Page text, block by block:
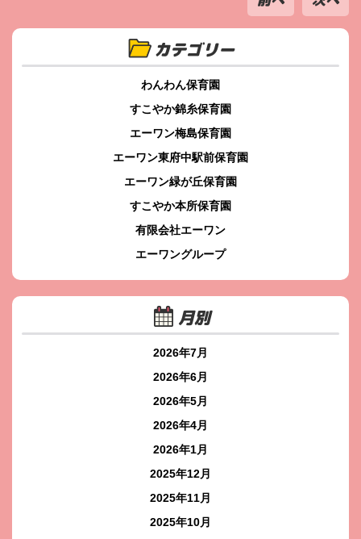
カテゴリー
わんわん保育園
すこやか錦糸保育園
エーワン梅島保育園
エーワン東府中駅前保育園
エーワン緑が丘保育園
すこやか本所保育園
有限会社エーワン
エーワングループ
月別
2026年7月
2026年6月
2026年5月
2026年4月
2026年1月
2025年12月
2025年11月
2025年10月